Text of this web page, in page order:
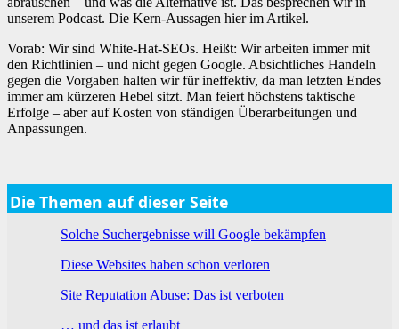
unserem Podcast. Die Kern-Aussagen hier im Artikel.
Vorab: Wir sind White-Hat-SEOs. Heißt: Wir arbeiten immer mit
den Richtlinien – und nicht gegen Google. Absichtliches Handeln
gegen die Vorgaben halten wir für ineffektiv, da man letzten Endes
immer am kürzeren Hebel sitzt. Man feiert höchstens taktische
Erfolge – aber auf Kosten von ständigen Überarbeitungen und
Anpassungen.
Die Themen auf dieser Seite
Solche Suchergebnisse will Google bekämpfen
Diese Websites haben schon verloren
Site Reputation Abuse: Das ist verboten
… und das ist erlaubt